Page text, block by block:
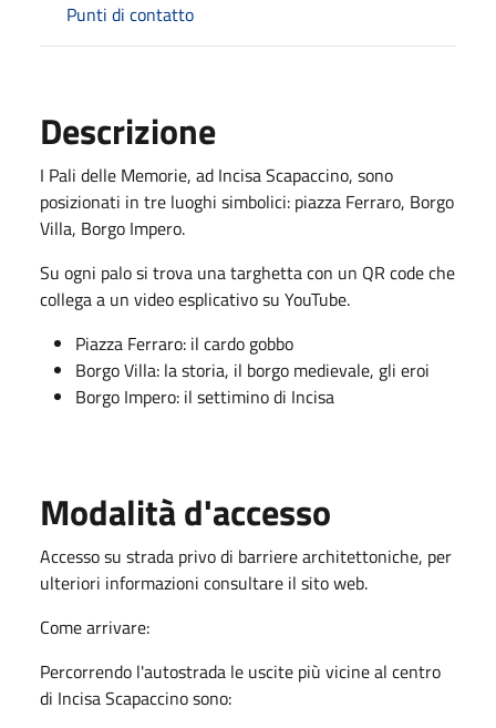
Punti di contatto
Descrizione
I Pali delle Memorie, ad Incisa Scapaccino, sono
posizionati in tre luoghi simbolici: piazza Ferraro, Borgo
Villa, Borgo Impero.
Su ogni palo si trova una targhetta con un QR code che
collega a un video esplicativo su YouTube.
Piazza Ferraro: il cardo gobbo
Borgo Villa: la storia, il borgo medievale, gli eroi
Borgo Impero: il settimino di Incisa
Modalità d'accesso
Accesso su strada privo di barriere architettoniche, per
ulteriori informazioni consultare il sito web.
Come arrivare:
Percorrendo l'autostrada le uscite più vicine al centro
di Incisa Scapaccino sono: